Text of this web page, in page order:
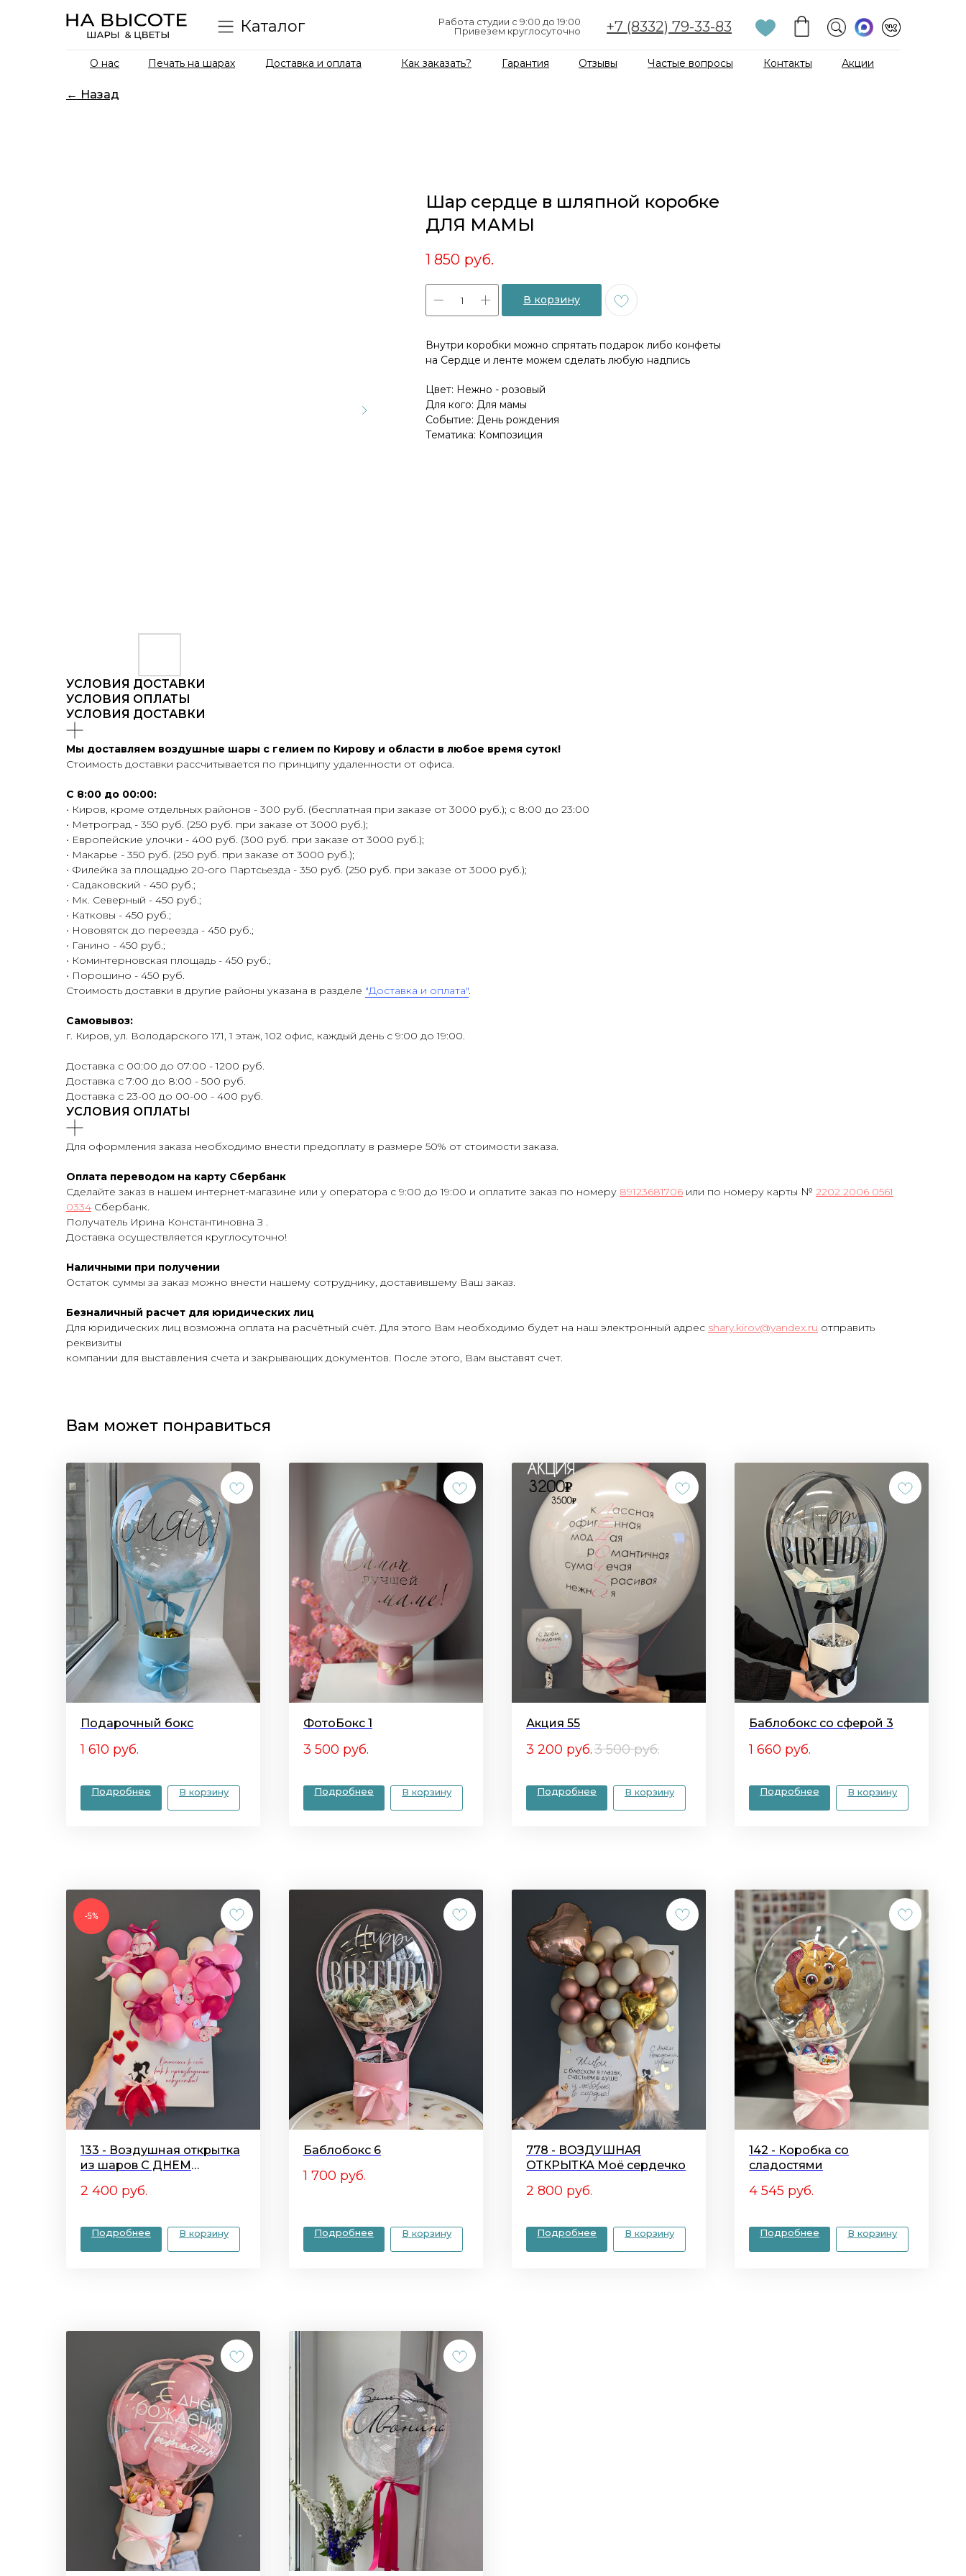
+7 (8332) 79-33-83
Работа студии с 9:00 до 19:00
Привезем круглосуточно
Каталог
Доставка и оплата Как заказать? Гарантия Отзывы Частые вопросы
Печать на шарах Контакты
О нас Акции
← Назад
Шар сердце в шляпной коробке
ДЛЯ МАМЫ
1 850 руб.
В корзину
Внутри коробки можно спрятать подарок либо конфеты
на Сердце и ленте можем сделать любую надпись
Цвет: Нежно - розовый
Для кого: Для мамы
Событие: День рождения
Тематика: Композиция
УСЛОВИЯ ДОСТАВКИ
УСЛОВИЯ ОПЛАТЫ
УСЛОВИЯ ДОСТАВКИ
Мы доставляем воздушные шары с гелием по Кирову и области в любое время суток!
Стоимость доставки рассчитывается по принципу удаленности от офиса.
С 8:00 до 00:00:
• Киров, кроме отдельных районов - 300 руб. (бесплатная при заказе от 3000 руб.); с 8:00 до 23:00
• Метроград - 350 руб. (250 руб. при заказе от 3000 руб.);
• Европейские улочки - 400 руб. (300 руб. при заказе от 3000 руб.);
• Макарье - 350 руб. (250 руб. при заказе от 3000 руб.);
• Филейка за площадью 20-ого Партсьезда - 350 руб. (250 руб. при заказе от 3000 руб.);
• Садаковский - 450 руб.;
• Мк. Северный - 450 руб.;
• Катковы - 450 руб.;
• Нововятск до переезда - 450 руб.;
• Ганино - 450 руб.;
• Коминтерновская площадь - 450 руб.;
• Порошино - 450 руб.
Стоимость доставки в другие районы указана в разделе "Доставка и оплата".
Самовывоз:
г. Киров, ул. Володарского 171, 1 этаж, 102 офис, каждый день с 9:00 до 19:00.
Доставка с 00:00 до 07:00 - 1200 руб.
Доставка с 7:00 до 8:00 - 500 руб.
Доставка с 23-00 до 00-00 - 400 руб.
УСЛОВИЯ ОПЛАТЫ
Для оформления заказа необходимо внести предоплату в размере 50% от стоимости заказа.
Оплата переводом на карту Сбербанк
Сделайте заказ в нашем интернет-магазине или у оператора с 9:00 до 19:00 и оплатите заказ по номеру 89123681706 или по номеру карты № 2202 2006 0561
0334 Сбербанк.
Получатель Ирина Константиновна З .
Доставка осуществляется круглосуточно!
Наличными при получении
Остаток суммы за заказ можно внести нашему сотруднику, доставившему Ваш заказ.
Безналичный расчет для юридических лиц
Для юридических лиц возможна оплата на расчётный счёт. Для этого Вам необходимо будет на наш электронный адрес shary.kirov@yandex.ru отправить
реквизиты
компании для выставления счета и закрывающих документов. После этого, Вам выставят счет.
Вам может понравиться
Подарочный бокс
1 610 руб.
Подробнее В корзину
ФотоБокс 1
3 500 руб.
Подробнее В корзину
Акция 55
3 200 руб.3 500 руб.
Подробнее В корзину
Баблобокс со сферой 3
1 660 руб.
Подробнее В корзину
-5%
133 - Воздушная открытка
из шаров С ДНЕМ
2 400 руб.
Подробнее В корзину
Баблобокс 6
1 700 руб.
Подробнее В корзину
778 - ВОЗДУШНАЯ
ОТКРЫТКА Моё сердечко
2 800 руб.
Подробнее В корзину
142 - Коробка со
сладостями
4 545 руб.
Подробнее В корзину